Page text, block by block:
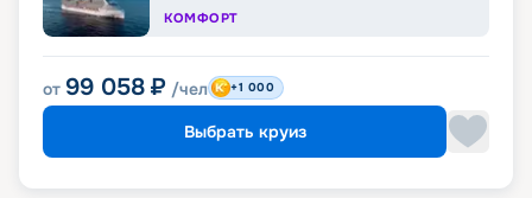
КОМФОРТ
от 99 058 ₽ /чел +1 000
Выбрать круиз